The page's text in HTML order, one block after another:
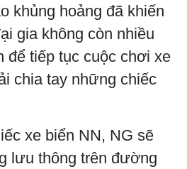
khủng hoảng đã khiến
gia không còn nhiều
để tiếp tục cuộc chơi xe
chia tay những chiếc
xe biển NN, NG sẽ
lưu thông trên đường